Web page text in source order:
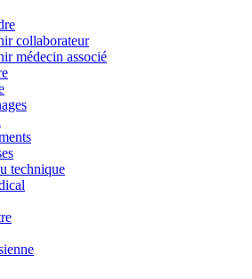
collaborateur
médecin associé
technique